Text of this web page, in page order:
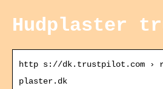
Hudplaster
http s://dk.trustpilot.com ›
plaster.dk